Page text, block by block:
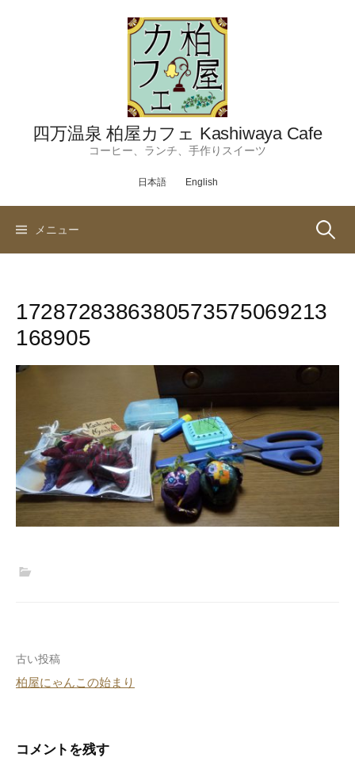
四万温泉 柏屋カフェ Kashiwaya Cafe
コーヒー、ランチ、手作りスイーツ
日本語 English
メニュー 検
1728728386380573575069213
168905
投
稿
ビ
古い投稿
柏屋にゃんこの始まり
コメントを残す